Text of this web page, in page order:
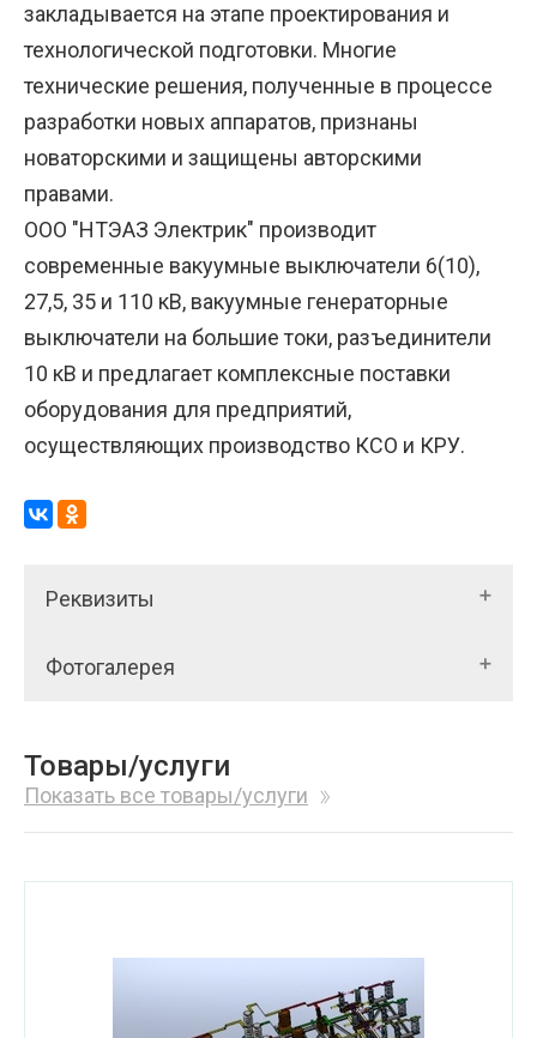
закладывается на этапе проектирования и
технологической подготовки. Многие
технические решения, полученные в процессе
разработки новых аппаратов, признаны
новаторскими и защищены авторскими
правами.
ООО "НТЭАЗ Электрик" производит
современные вакуумные выключатели 6(10),
27,5, 35 и 110 кВ, вакуумные генераторные
выключатели на большие токи, разъединители
10 кВ и предлагает комплексные поставки
оборудования для предприятий,
осуществляющих производство КСО и КРУ.
Реквизиты
Фотогалерея
Товары/услуги
Показать все товары/услуги